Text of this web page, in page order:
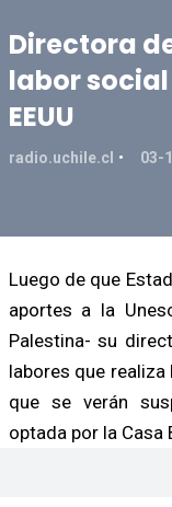
Directora
labor
EEUU
radio.uchile.cl 03-
Luego de que
aportes a la
Palestina- su
labores que
que se verán
optada por la Casa